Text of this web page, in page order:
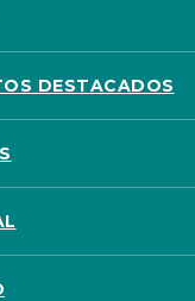
DESTACADOS